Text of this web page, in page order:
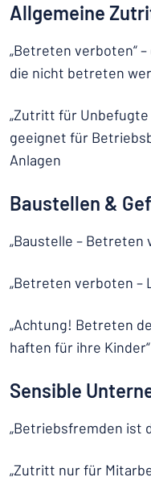
Allgemeine
„Betreten verboten“
die nicht betreten
„Zutritt für Unbefugte
geeignet für
Anlagen
Baustellen &
„Baustelle – Betreten
„Betreten verboten –
„Achtung! Betreten
haften für ihre Kinder“
Sensible
„Betriebsfremden ist
„Zutritt nur für